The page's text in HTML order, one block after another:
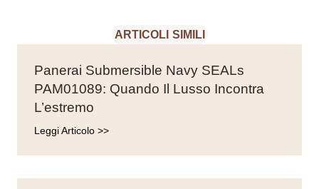
ARTICOLI SIMILI
Panerai Submersible Navy SEALs
PAM01089: Quando Il Lusso Incontra
L’estremo
Leggi Articolo >>